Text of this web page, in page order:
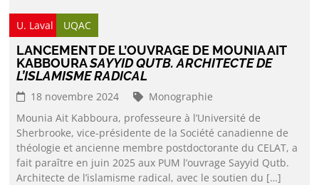
U. Laval UQAC
LANCEMENT DE L’OUVRAGE DE MOUNIA AIT
KABBOURASAYYID QUTB. ARCHITECTE DE
L’ISLAMISME RADICAL
18 novembre 2024
Monographie
Mounia Ait Kabboura, professeure à l’Université de
Sherbrooke, vice-présidente de la Société canadienne de
théologie et ancienne membre postdoctorante du CELAT, a
fait paraître en juin 2025 aux PUM l’ouvrage Sayyid Qutb.
Architecte de l’islamisme radical, avec le soutien du […]